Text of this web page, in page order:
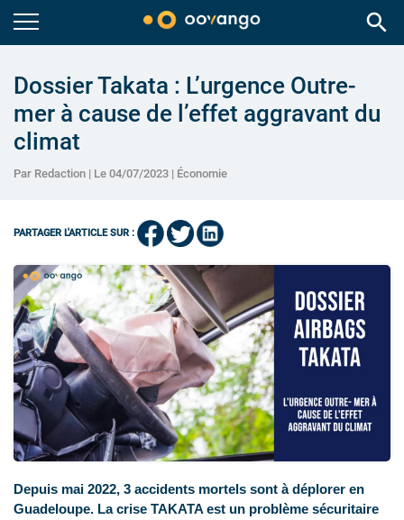
search
Dossier Takata : L’urgence Outre-
mer à cause de l’effet aggravant du
climat
Par Redaction | Le 04/07/2023 | Économie
PARTAGER L'ARTICLE SUR :
Depuis mai 2022, 3 accidents mortels sont à déplorer en
Guadeloupe. La crise TAKATA est un problème sécuritaire